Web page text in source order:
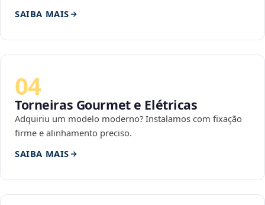
SAIBA MAIS
04
Torneiras Gourmet e Elétricas
Adquiriu um modelo moderno? Instalamos com fixação
firme e alinhamento preciso.
SAIBA MAIS